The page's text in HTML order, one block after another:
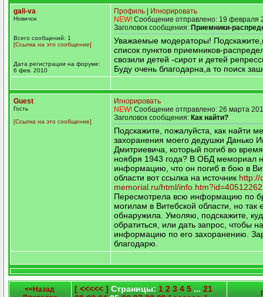
gali-va
Новичок
Всего сообщений: 1
[Ссылка на это сообщение]
Дата регистрации на форуме:
6 фев. 2010
Профиль
Игнорировать
NEW! Сообщение отправлено: 19 февраля
Заголовок сообщения: Приемники-
Уважаемые модераторы!
список пунктов приемников-
свозили детей -сирот и детей
Буду очень благодарна,а то поиск
Guest
Гость
[Ссылка на это сообщение]
Игнорировать
NEW! Сообщение отправлено: 26 марта
Заголовок сообщения: Как найти?
Подскажите, пожалуйста, как найти
захоранения моего дедушки Данько
Дмитриевича, который погиб во
ноября 1943 года? В ОБД мемориал
информацию, что он погиб в бою в
области вот ссылка на источник http://
memorial.ru/html/
Пересмотрела всю информацию по
могилам в Витебской области, но так
обнаружила. Умоляю, подскажите,
обратиться, или дать запрос, чтобы
информацию по его захоранению.
благодарю.
<<Назад
[ <<<<< ] Страницы: 1 2 3 4 5 ... 21